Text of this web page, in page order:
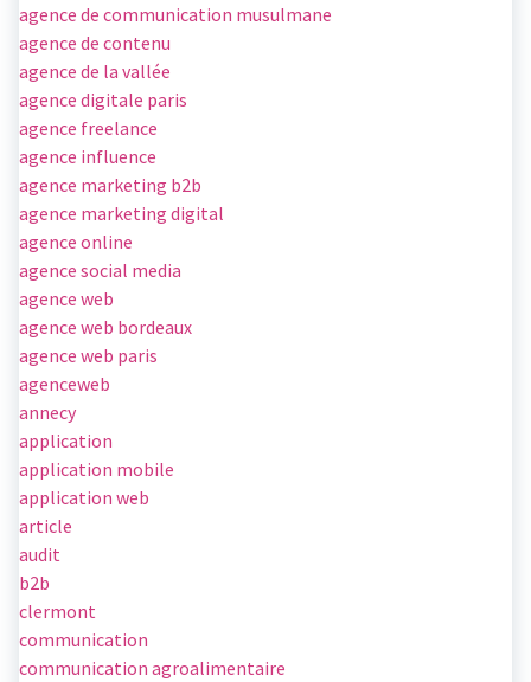
agence de communication musulmane
agence de contenu
agence de la vallée
agence digitale paris
agence freelance
agence influence
agence marketing b2b
agence marketing digital
agence online
agence social media
agence web
agence web bordeaux
agence web paris
agenceweb
annecy
application
application mobile
application web
article
audit
b2b
clermont
communication
communication agroalimentaire